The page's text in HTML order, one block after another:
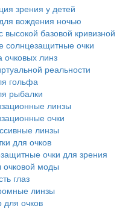
зрения у детей
вождения ночью
высокой базовой кривизной
солнцезащитные очки
очковых линз
реальности
гольфа
рыбалки
линзы
очки
линзы
для очков
очки для зрения
очковой моды
глаз
линзы
для очков